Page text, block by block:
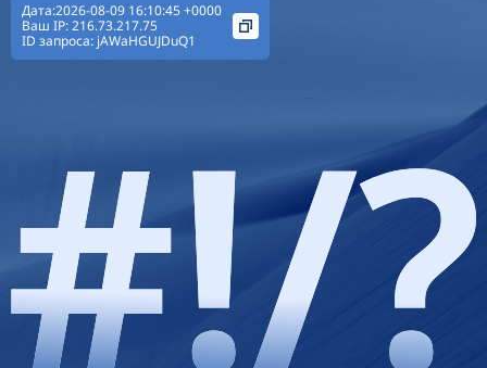
Дата:2026-08-09 16:10:45 +0000
Ваш IP:216.73.217.75
ID запроса: jAWaHGUJDuQ1